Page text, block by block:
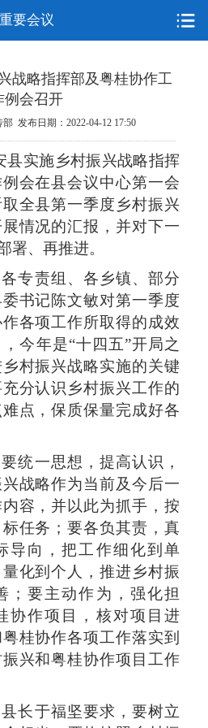
重要会议
战略指挥部及粤桂协作工
例会召开
发布日期：2022-04-12 17:50
县实施乡村振兴战略指挥
会在县会议中心第一会
全县第一季度乡村振兴
情况的汇报，并对下一
署、再推进。
专责组、各乡镇、部分
书记陈文敏对第一季度
各项工作所取得的成效
今年是“十四五”开局之
村振兴战略实施的关键
分认识乡村振兴工作的
点，保质保量完成好各
统一思想，提高认识，
战略作为当前及今后一
容，并以此为抓手，按
任务；要各负其责，真
导向，把工作细化到单
化到个人，推进乡村振
；要主动作为，强化担
协作项目，核对项目进
桂协作各项工作落实到
兴和粤桂协作项目工作
长于福坚要求，要树立